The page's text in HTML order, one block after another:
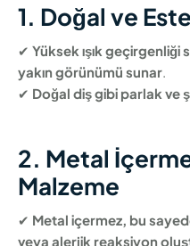
1. Doğal ve
✔ Yüksek ışık
yakın görünümü sunar.
✔ Doğal diş gibi parlak ve
2. Metal
Malzeme
✔ Metal içermez, bu
veya alerjik reaksiyon